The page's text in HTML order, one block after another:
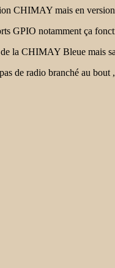
CHIMAY mais en
GPIO notamment ça
la CHIMAY Bleue mais
de radio branché au